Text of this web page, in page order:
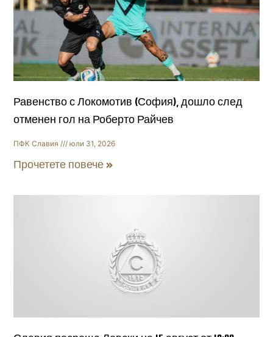
Равенство с Локомотив (София), дошло след
отменен гол на Роберто Райчев
ПФК Славия юли 31, 2026
Прочетете повече »